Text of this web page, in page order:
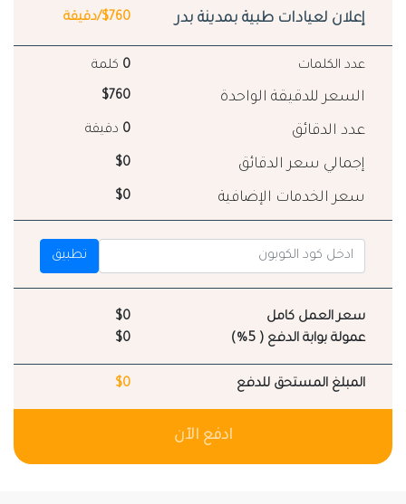
إعلان لعيادات طبية بمدينة بدر $760/دقيقة
عدد الكلمات 0 كلمة
السعر للدقيقة الواحدة $760
عدد الدقائق 0 دقيقة
إجمالي سعر الدقائق $0
سعر الخدمات الإضافية $0
تطبيق
سعر العمل كامل
$0
عمولة بوابة الدفع ( 5%)
$0
المبلغ المستحق للدفع $0
ادفع الآن